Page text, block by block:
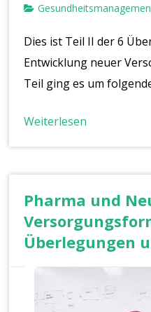
Dies ist Teil II der 6
Entwicklung neuer
Teil ging es um
Weiterlesen
Pharma und
Überlegungen